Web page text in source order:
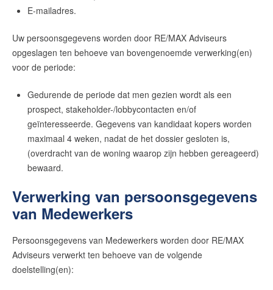
E-mailadres.
Uw persoonsgegevens worden door RE/MAX Adviseurs
opgeslagen ten behoeve van bovengenoemde verwerking(en)
voor de periode:
Gedurende de periode dat men gezien wordt als een
prospect, stakeholder-/lobbycontacten en/of
geïnteresseerde. Gegevens van kandidaat kopers worden
maximaal 4 weken, nadat de het dossier gesloten is,
(overdracht van de woning waarop zijn hebben gereageerd)
bewaard.
Verwerking van persoonsgegevens
van Medewerkers
Persoonsgegevens van Medewerkers worden door RE/MAX
Adviseurs verwerkt ten behoeve van de volgende
doelstelling(en):